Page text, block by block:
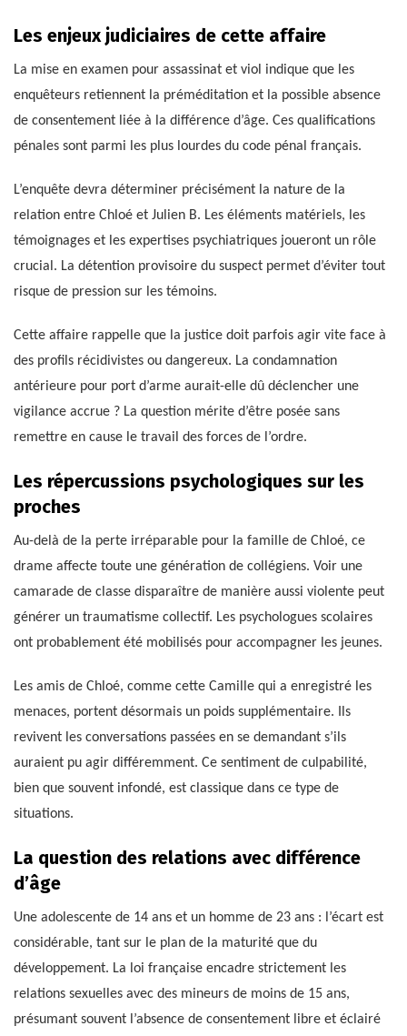
Les enjeux judiciaires de cette affaire
La mise en examen pour assassinat et viol indique que les
enquêteurs retiennent la préméditation et la possible absence
de consentement liée à la différence d’âge. Ces qualifications
pénales sont parmi les plus lourdes du code pénal français.
L’enquête devra déterminer précisément la nature de la
relation entre Chloé et Julien B. Les éléments matériels, les
témoignages et les expertises psychiatriques joueront un rôle
crucial. La détention provisoire du suspect permet d’éviter tout
risque de pression sur les témoins.
Cette affaire rappelle que la justice doit parfois agir vite face à
des profils récidivistes ou dangereux. La condamnation
antérieure pour port d’arme aurait-elle dû déclencher une
vigilance accrue ? La question mérite d’être posée sans
remettre en cause le travail des forces de l’ordre.
Les répercussions psychologiques sur les
proches
Au-delà de la perte irréparable pour la famille de Chloé, ce
drame affecte toute une génération de collégiens. Voir une
camarade de classe disparaître de manière aussi violente peut
générer un traumatisme collectif. Les psychologues scolaires
ont probablement été mobilisés pour accompagner les jeunes.
Les amis de Chloé, comme cette Camille qui a enregistré les
menaces, portent désormais un poids supplémentaire. Ils
revivent les conversations passées en se demandant s’ils
auraient pu agir différemment. Ce sentiment de culpabilité,
bien que souvent infondé, est classique dans ce type de
situations.
La question des relations avec différence
d’âge
Une adolescente de 14 ans et un homme de 23 ans : l’écart est
considérable, tant sur le plan de la maturité que du
développement. La loi française encadre strictement les
relations sexuelles avec des mineurs de moins de 15 ans,
présumant souvent l’absence de consentement libre et éclairé